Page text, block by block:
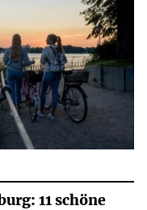
11 schöne